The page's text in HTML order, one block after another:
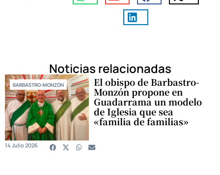
Noticias relacionadas
BARBASTRO-MONZÓN El obispo de Barbastro-
Monzón propone en
Guadarrama un modelo
de Iglesia que sea
«familia de familias»
14 Julio 2026